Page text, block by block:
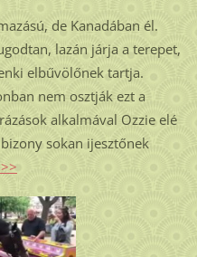
de Kanadában él.
lazán járja a terepet,
elbűvölőnek tartja.
nem osztják ezt a
alkalmával Ozzie elé
sokan ijesztőnek